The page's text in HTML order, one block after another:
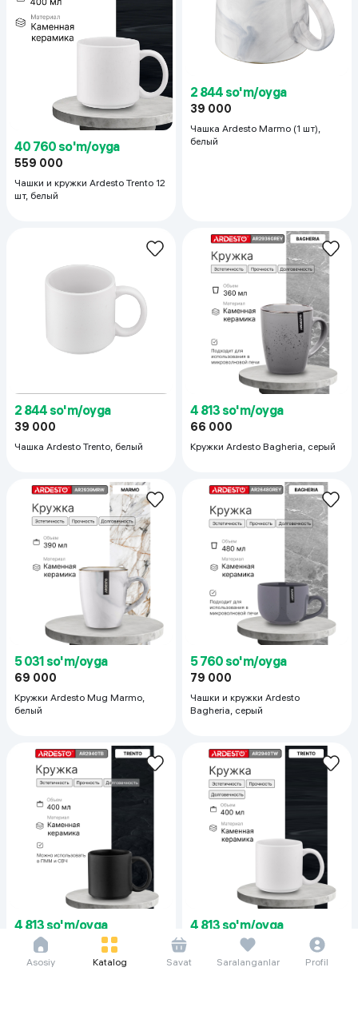
40 760 so'm/oyga
559 000
Чашки и кружки Ardesto Trento 12
шт, белый
2 844 so'm/oyga
39 000
Чашка Ardesto Marmo (1 шт),
белый
2 844 so'm/oyga
39 000
Чашка Ardesto Trento, белый
4 813 so'm/oyga
66 000
Кружки Ardesto Bagheria, серый
5 031 so'm/oyga
69 000
Кружки Ardesto Mug Marmo,
белый
5 760 so'm/oyga
79 000
Чашки и кружки Ardesto
Bagheria, серый
4 813 so'm/oyga
66 000
Чашки и кружки Ardesto Trento ,
4 813 so'm/oyga
Кружки Ardesto Trento, белый
Asosiy Katalog Savat Saralanganlar Profil